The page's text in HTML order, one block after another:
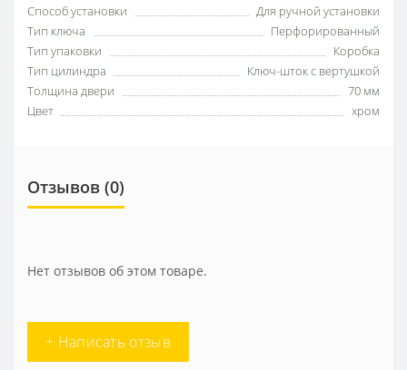
Способ установки
Для ручной установки
Тип ключа
Перфорированный
Тип упаковки
Коробка
Тип цилиндра
Ключ-шток с вертушкой
Толщина двери
70 мм
Цвет
хром
Отзывов (0)
Нет отзывов об этом товаре.
+ Написать отзыв